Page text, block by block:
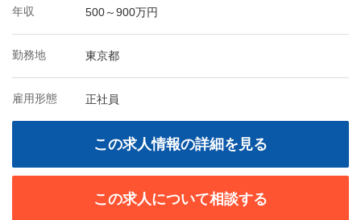
年収 500～900万円
勤務地 東京都
雇用形態 正社員
この求人情報の詳細を見る
この求人について相談する